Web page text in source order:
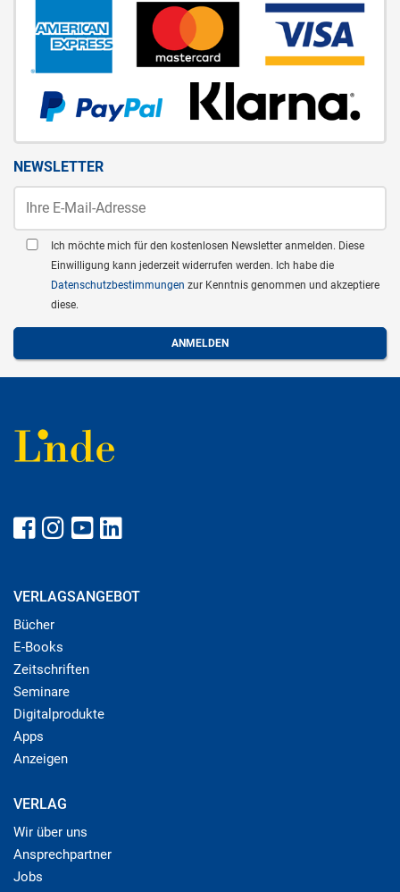
NEWSLETTER
Ich möchte mich für den kostenlosen Newsletter anmelden. Diese
Einwilligung kann jederzeit widerrufen werden. Ich habe die
Datenschutzbestimmungen zur Kenntnis genommen und akzeptiere
diese.
VERLAGSANGEBOT
Bücher
E-Books
Zeitschriften
Seminare
Digitalprodukte
Apps
Anzeigen
VERLAG
Wir über uns
Ansprechpartner
Jobs